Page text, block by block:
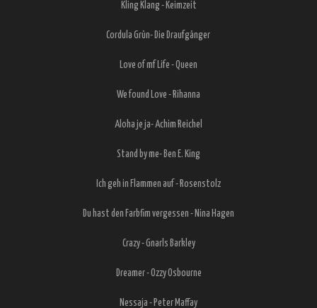
Kling Klang - Keimzeit
Cordula Grün- Die Draufgänger
Love of mf Life - Queen
We found Love - Rihanna
Aloha je ja- Achim Reichel
Stand by me- Ben E. King
Ich geh in Flammen auf - Rosenstolz
Du hast den Farbfim vergessen - Nina Hagen
Crazy - Gnarls Barkley
Dreamer - Ozzy Osbourne
Nessaja - Peter Maffay